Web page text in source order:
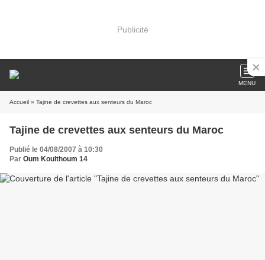
Publicité
MENU
Accueil » Tajine de crevettes aux senteurs du Maroc
Tajine de crevettes aux senteurs du Maroc
Publié le 04/08/2007 à 10:30
Par Oum Koulthoum 14